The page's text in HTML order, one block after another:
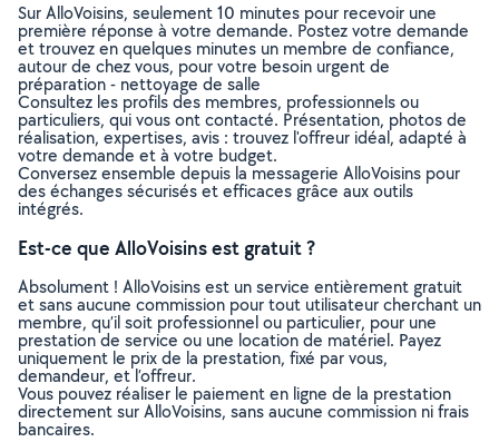
Sur AlloVoisins, seulement 10 minutes pour recevoir une
première réponse à votre demande. Postez votre demande
et trouvez en quelques minutes un membre de confiance,
autour de chez vous, pour votre besoin urgent de
préparation - nettoyage de salle
Consultez les profils des membres, professionnels ou
particuliers, qui vous ont contacté. Présentation, photos de
réalisation, expertises, avis : trouvez l'offreur idéal, adapté à
votre demande et à votre budget.
Conversez ensemble depuis la messagerie AlloVoisins pour
des échanges sécurisés et efficaces grâce aux outils
intégrés.
Est-ce que AlloVoisins est gratuit ?
Absolument ! AlloVoisins est un service entièrement gratuit
et sans aucune commission pour tout utilisateur cherchant un
membre, qu’il soit professionnel ou particulier, pour une
prestation de service ou une location de matériel. Payez
uniquement le prix de la prestation, fixé par vous,
demandeur, et l’offreur.
Vous pouvez réaliser le paiement en ligne de la prestation
directement sur AlloVoisins, sans aucune commission ni frais
bancaires.